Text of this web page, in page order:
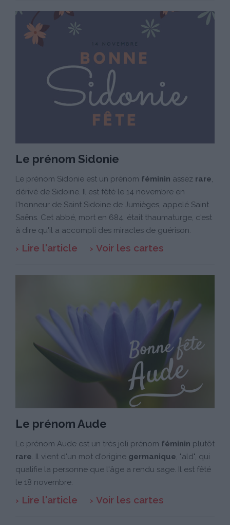
Le prénom Sidonie
Le prénom Sidonie est un prénom féminin assez rare,
dérivé de Sidoine. Il est fêté le 14 novembre en
l'honneur de Saint Sidoine de Jumièges, appelé Saint
Saëns. Cet abbé, mort en 684, était thaumaturge, c'est
à dire qu'il a accompli des miracles de guérison.
Lire l'article Voir les cartes
Le prénom Aude
Le prénom Aude est un très joli prénom féminin plutôt
rare. Il vient d'un mot d'origine germanique, "ald", qui
qualifie la personne que l'âge a rendu sage. Il est fêté
le 18 novembre.
Lire l'article Voir les cartes